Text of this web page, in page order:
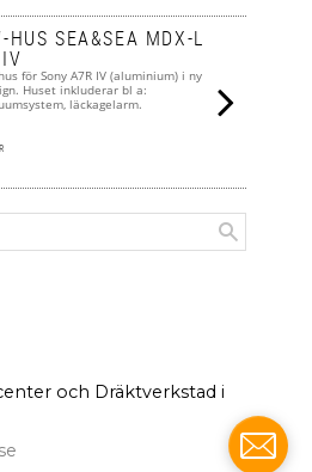
HUS SEA&SEA MDX-L
för Sony A7R IV (aluminium) i ny
Huset inkluderar bl a:
läckagelarm.
och Dräktverkstad i